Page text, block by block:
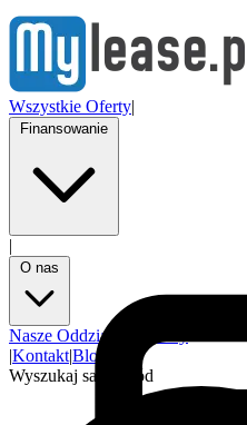
Wszystkie Oferty|
|
Nasze Oddziały
|Kontakt|Blog
Wyszukaj samochód